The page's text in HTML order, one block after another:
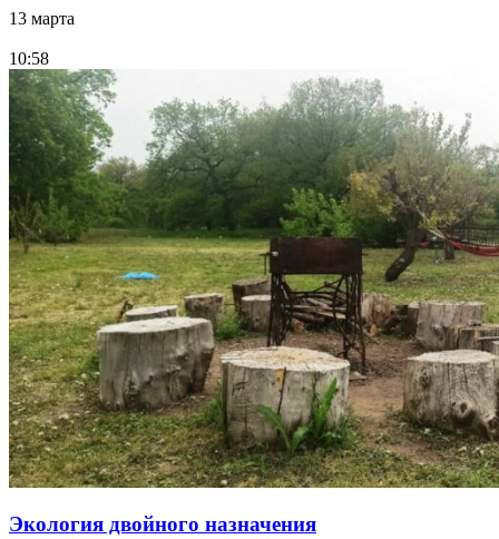
13 марта
10:58
Экология двойного назначения